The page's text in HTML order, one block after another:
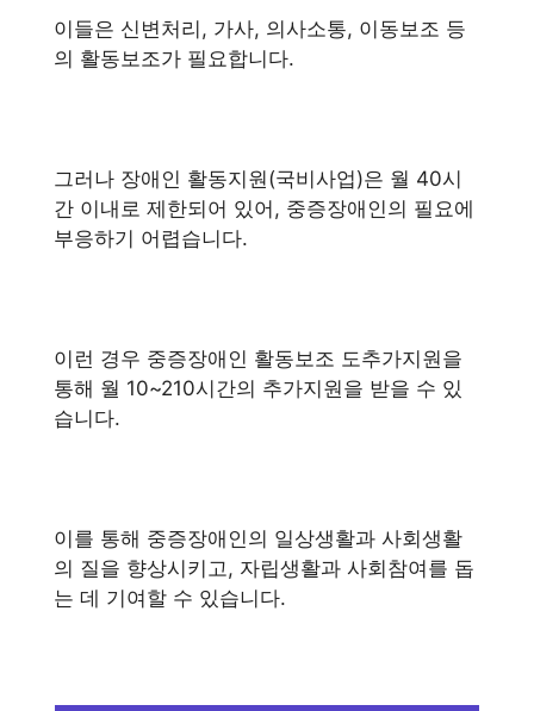
이들은 신변처리, 가사, 의사소통, 이동보조 등
의 활동보조가 필요합니다.
그러나 장애인 활동지원(국비사업)은 월 40시
간 이내로 제한되어 있어, 중증장애인의 필요에
부응하기 어렵습니다.
이런 경우 중증장애인 활동보조 도추가지원을
통해 월 10~210시간의 추가지원을 받을 수 있
습니다.
이를 통해 중증장애인의 일상생활과 사회생활
의 질을 향상시키고, 자립생활과 사회참여를 돕
는 데 기여할 수 있습니다.